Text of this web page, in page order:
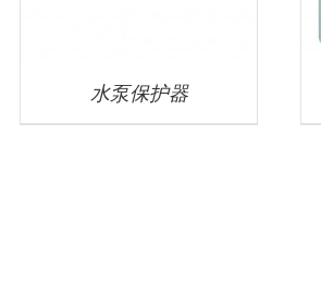
水泵保护器